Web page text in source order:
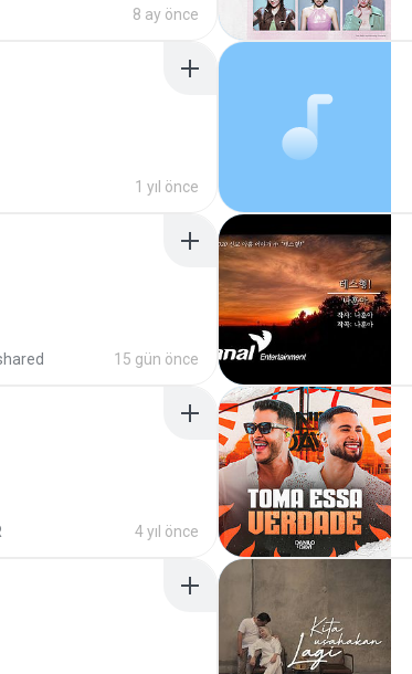
8 ay önce
1 yıl önce
15 gün önce
4 yıl önce